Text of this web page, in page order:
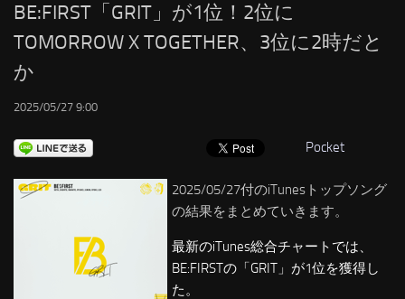
LINKS
BE:FIRST「GRIT」が1位！2位に
TOMORROW X TOGETHER、3位に2時だと
か
2025/05/27 9:00
Pocket
2025/05/27付のiTunesトップソング
の結果をまとめていきます。
最新のiTunes総合チャートでは、
BE:FIRSTの「GRIT」が1位を獲得し
た。